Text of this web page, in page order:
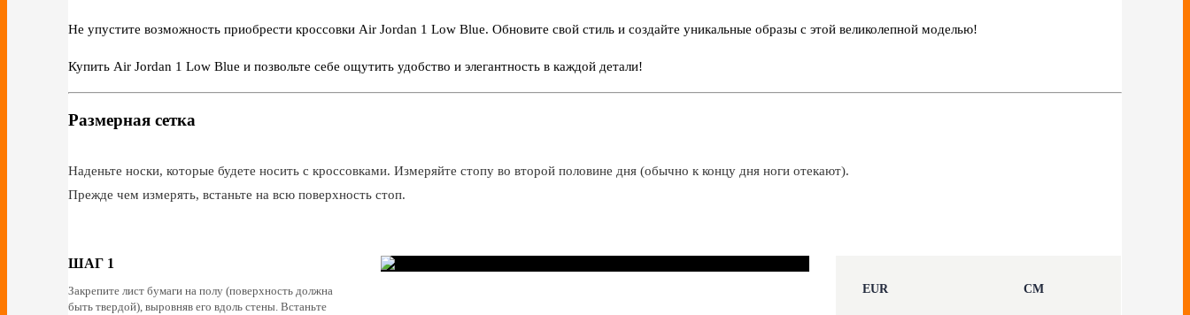
Не упустите возможность приобрести кроссовки Air Jordan 1 Low Blue. Обновите свой стиль и создайте уникальные образы с этой великолепной моделью!
Купить Air Jordan 1 Low Blue и позвольте себе ощутить удобство и элегантность в каждой детали!
Размерная сетка
Наденьте носки, которые будете носить с кроссовками. Измеряйте стопу во второй половине дня (обычно к концу дня ноги отекают).
Прежде чем измерять, встаньте на всю поверхность стоп.
ШАГ 1
Закрепите лист бумаги на полу (поверхность должна
быть твердой), выровняв его вдоль стены. Встаньте
EUR CM